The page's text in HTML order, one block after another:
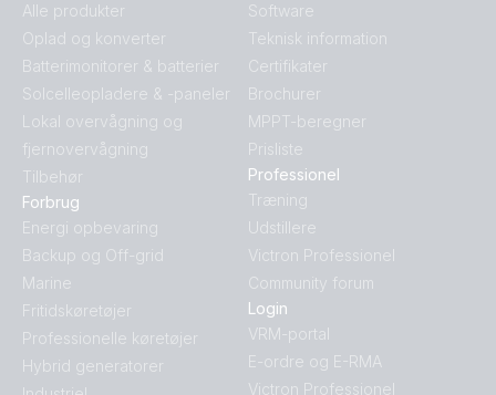
Alle produkter
Oplad og konverter
Batterimonitorer & batterier
Solcelleopladere & -paneler
Lokal overvågning og
fjernovervågning
Tilbehør
Forbrug
Energi opbevaring
Backup og Off-grid
Marine
Fritidskøretøjer
Professionelle køretøjer
Hybrid generatorer
Software
Teknisk information
Certifikater
Brochurer
MPPT-beregner
Prisliste
Professionel
Træning
Udstillere
Victron Professionel
Community forum
Login
VRM-portal
E-ordre og E-RMA
Victron Professionel